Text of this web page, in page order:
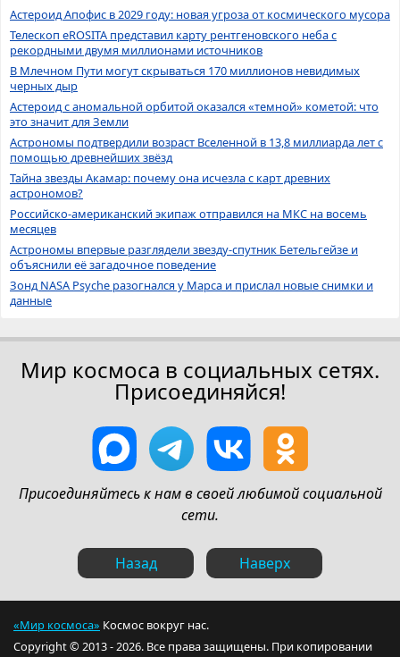
Астероид Апофис в 2029 году: новая угроза от космического мусора
Телескоп eROSITA представил карту рентгеновского неба с
рекордными двумя миллионами источников
В Млечном Пути могут скрываться 170 миллионов невидимых
черных дыр
Астероид с аномальной орбитой оказался «темной» кометой: что
это значит для Земли
Астрономы подтвердили возраст Вселенной в 13,8 миллиарда лет с
помощью древнейших звёзд
Тайна звезды Акамар: почему она исчезла с карт древних
астрономов?
Российско-американский экипаж отправился на МКС на восемь
месяцев
Астрономы впервые разглядели звезду-спутник Бетельгейзе и
объяснили её загадочное поведение
Зонд NASA Psyche разогнался у Марса и прислал новые снимки и
данные
Мир космоса в социальных сетях.
Присоединяйся!
Присоединяйтесь к нам в своей любимой социальной
сети.
Назад Наверх
«Мир космоса» Космос вокруг нас.
Copyright © 2013 - 2026. Все права защищены. При копировании